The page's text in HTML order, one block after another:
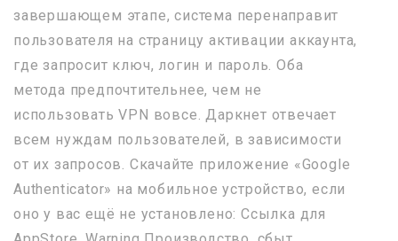
завершающем этапе, система перенаправит
пользователя на страницу активации аккаунта,
где запросит ключ, логин и пароль. Оба
метода предпочтительнее, чем не
использовать VPN вовсе. Даркнет отвечает
всем нуждам пользователей, в зависимости
от их запросов. Скачайте приложение «Google
Authenticator» на мобильное устройство, если
оно у вас ещё не установлено: Ссылка для